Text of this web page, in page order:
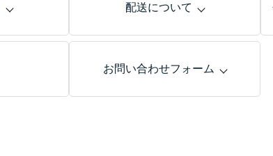
配送について
お問い合わせフォーム